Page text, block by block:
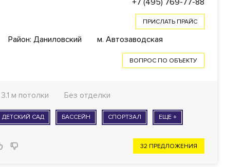
+7 (495) 769-77-88
ПРИСЛАТЬ ПРАЙС
Район: Даниловский м. Автозаводская
ВОПРОС ПО ОБЪЕКТУ
3.1 м потолки Без отделки
ДЕТСКИЙ САД БАССЕЙН СПОРТЗАЛ ЕЩЕ +
32 ПРЕДЛОЖЕНИЯ